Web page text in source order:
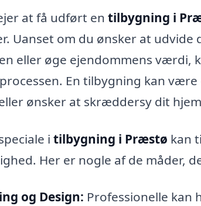
at få udført en tilbygning i
Uanset om du ønsker at
eller øge ejendommens værdi,
En tilbygning kan
ønsker at skræddersy dit
i tilbygning i Præstø kan
Her er nogle af de måder,
og Design: Professionelle kan